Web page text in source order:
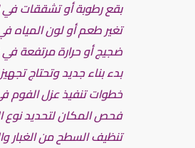
بقع رطوبة أو تشققات في
تغير طعم أو لون المياه
ضجيج أو حرارة مرتفعة
بدء بناء جديد وتحتاج
خطوات تنفيذ عزل الفوم
فحص المكان لتحديد نوع
تنظيف السطح من الغبار